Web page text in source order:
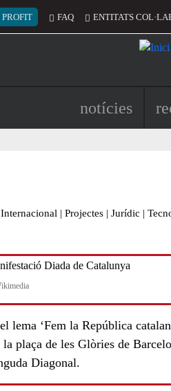
del compte d'usuari
PROFIT FAQ ENTITATS
Navegació
notícies
Internacional | Projectes | Jurídic |
lema ‘Fem la República
la plaça de les Glòries de
Diagonal.